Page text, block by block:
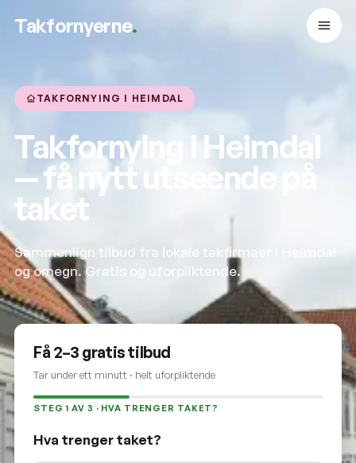
Takfornyerne.
TAKFORNYING I HEIMDAL
Takfornying i Heimdal
— få nytt utseende på
taket
Sammenlign tilbud fra lokale takfirmaer i Heimdal
og omegn. Gratis og uforpliktende.
Få 2–3 gratis tilbud
Tar under ett minutt · helt uforpliktende
STEG 1 AV 3 · HVA TRENGER TAKET?
Hva trenger taket?